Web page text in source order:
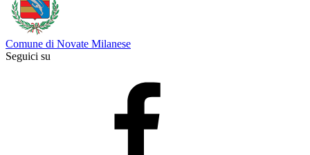
Comune di Novate Milanese
Seguici su